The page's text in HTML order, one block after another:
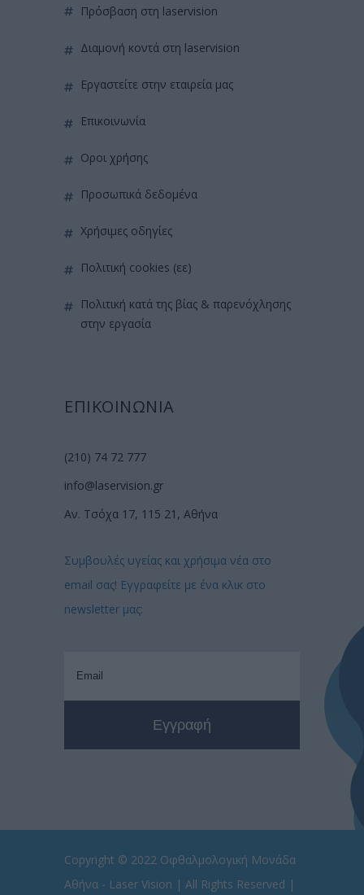
πρόσβαση στη laservision
διαμονή κοντά στη laservision
εργαστείτε στην εταιρεία μας
επικοινωνία
όροι χρήσης
προσωπικά δεδομένα
χρήσιμες οδηγίες
πολιτική cookies (εε)
πολιτική κατά της βίας & παρενόχλησης
στην εργασία
ΕΠΙΚΟΙΝΩΝΙΑ
(210) 74 72 777
info@laservision.gr
Αν. Τσόχα 17, 115 21, Αθήνα
Συμβουλές υγείας και χρήσιμα νέα στο
email σας! Εγγραφείτε με ένα κλικ στο
newsletter μας:
Copyright © 2022 Οφθαλμολογική Μονάδα
Αθήνα - Laser Vision | All Rights Reserved |